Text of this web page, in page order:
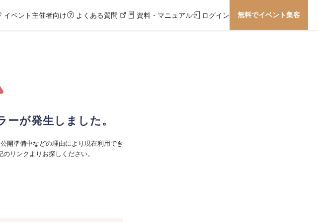
イベント主催者向け よくある質問 資料・マニュアル ログイン 無料でイベント集客
が発生しました。
開準備中などの理由により現在利用でき
リンクよりお探しください。